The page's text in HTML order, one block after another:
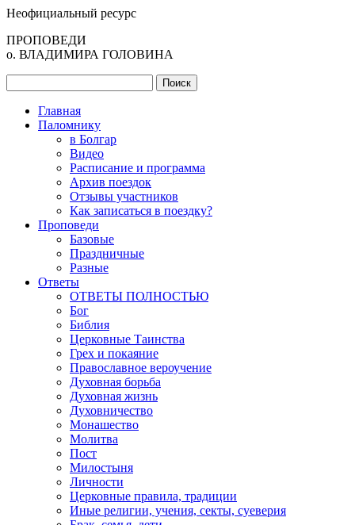
Неофициальный ресурс
ПРОПОВЕДИ
о. ВЛАДИМИРА ГОЛОВИНА
Главная
Паломнику
в Болгар
Видео
Расписание и программа
Архив поездок
Отзывы участников
Как записаться в поездку?
Проповеди
Базовые
Праздничные
Разные
Ответы
ОТВЕТЫ ПОЛНОСТЬЮ
Бог
Библия
Церковные Таинства
Грех и покаяние
Православное вероучение
Духовная борьба
Духовная жизнь
Духовничество
Монашество
Молитва
Пост
Милостыня
Личности
Церковные правила, традиции
Иные религии, учения, секты, суеверия